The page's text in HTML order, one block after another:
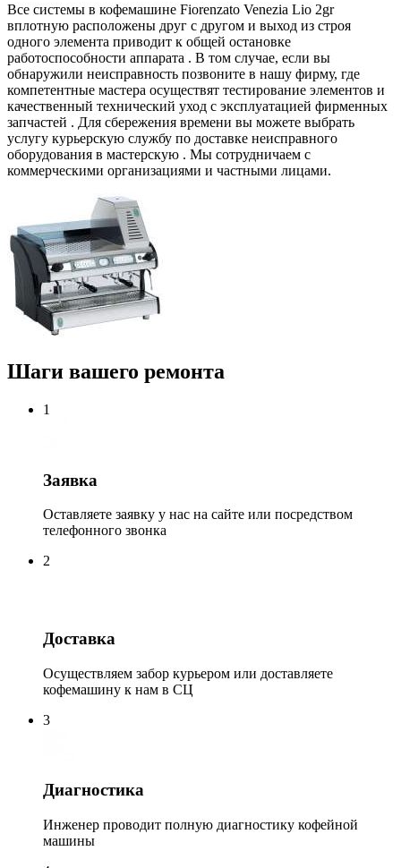
Все системы в кофемашине Fiorenzato Venezia Lio 2gr
вплотную расположены друг с другом и выход из строя
одного элемента приводит к общей остановке
работоспособности аппарата . В том случае, если вы
обнаружили неисправность позвоните в нашу фирму, где
компетентные мастера осуществят тестирование элементов и
качественный технический уход с эксплуатацией фирменных
запчастей . Для сбережения времени вы можете выбрать
услугу курьерскую службу по доставке неисправного
оборудования в мастерскую . Мы сотрудничаем с
коммерческими организациями и частными лицами.
Шаги вашего ремонта
1
Заявка
Оставляете заявку у нас на сайте или посредством
телефонного звонка
2
Доставка
Осуществляем забор курьером или доставляете
кофемашину к нам в СЦ
3
Диагностика
Инженер проводит полную диагностику кофейной
машины